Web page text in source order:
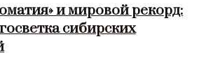
и мировой рекорд:
сибирских